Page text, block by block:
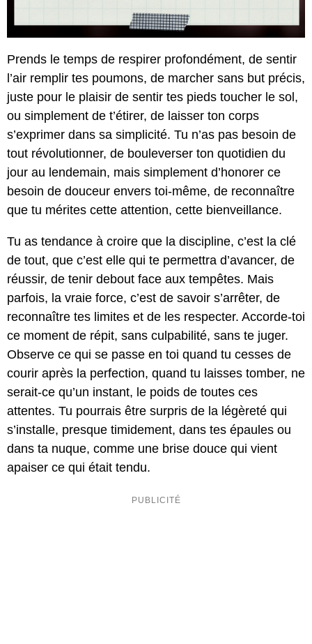
Prends le temps de respirer profondément, de sentir
l’air remplir tes poumons, de marcher sans but précis,
juste pour le plaisir de sentir tes pieds toucher le sol,
ou simplement de t’étirer, de laisser ton corps
s’exprimer dans sa simplicité. Tu n’as pas besoin de
tout révolutionner, de bouleverser ton quotidien du
jour au lendemain, mais simplement d’honorer ce
besoin de douceur envers toi-même, de reconnaître
que tu mérites cette attention, cette bienveillance.
Tu as tendance à croire que la discipline, c’est la clé
de tout, que c’est elle qui te permettra d’avancer, de
réussir, de tenir debout face aux tempêtes. Mais
parfois, la vraie force, c’est de savoir s’arrêter, de
reconnaître tes limites et de les respecter. Accorde-toi
ce moment de répit, sans culpabilité, sans te juger.
Observe ce qui se passe en toi quand tu cesses de
courir après la perfection, quand tu laisses tomber, ne
serait-ce qu’un instant, le poids de toutes ces
attentes. Tu pourrais être surpris de la légèreté qui
s’installe, presque timidement, dans tes épaules ou
dans ta nuque, comme une brise douce qui vient
apaiser ce qui était tendu.